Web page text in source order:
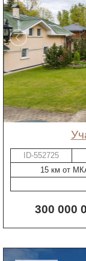
ID-552725
15 км от
300 000